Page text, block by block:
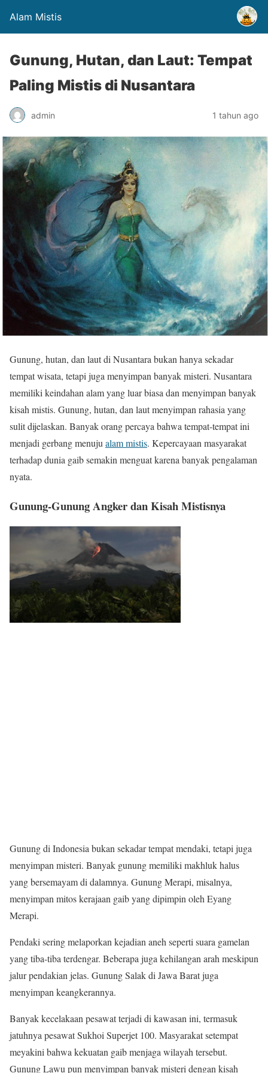
Alam Mistis
Gunung, Hutan, dan Laut: Tempat
Paling Mistis di Nusantara
admin 1 tahun ago
Gunung, hutan, dan laut di Nusantara bukan hanya sekadar
tempat wisata, tetapi juga menyimpan banyak misteri. Nusantara
memiliki keindahan alam yang luar biasa dan menyimpan banyak
kisah mistis. Gunung, hutan, dan laut menyimpan rahasia yang
sulit dijelaskan. Banyak orang percaya bahwa tempat-tempat ini
menjadi gerbang menuju alam mistis. Kepercayaan masyarakat
terhadap dunia gaib semakin menguat karena banyak pengalaman
nyata.
Gunung-Gunung Angker dan Kisah Mistisnya
Gunung di Indonesia bukan sekadar tempat mendaki, tetapi juga
menyimpan misteri. Banyak gunung memiliki makhluk halus
yang bersemayam di dalamnya. Gunung Merapi, misalnya,
menyimpan mitos kerajaan gaib yang dipimpin oleh Eyang
Merapi.
Pendaki sering melaporkan kejadian aneh seperti suara gamelan
yang tiba-tiba terdengar. Beberapa juga kehilangan arah meskipun
jalur pendakian jelas. Gunung Salak di Jawa Barat juga
menyimpan keangkerannya.
Banyak kecelakaan pesawat terjadi di kawasan ini, termasuk
jatuhnya pesawat Sukhoi Superjet 100. Masyarakat setempat
meyakini bahwa kekuatan gaib menjaga wilayah tersebut.
Gunung Lawu pun menyimpan banyak misteri dengan kisah